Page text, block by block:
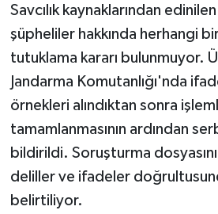
Savcılık kaynaklarından
şüpheliler hakkında herhangi
tutuklama kararı bulunmuyor.
Jandarma Komutanlığı'nda
örnekleri alındıktan sonra
tamamlanmasının ardından
bildirildi. Soruşturma
deliller ve ifadeler
belirtiliyor.